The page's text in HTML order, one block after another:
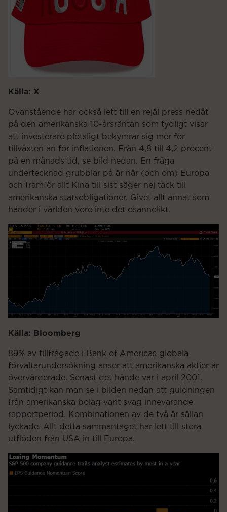
Källa: X
Ovanstående har också lett till en rejäl press nedåt
på den amerikanska 10-årsräntan som tydligt visar
att investerare plötsligt bekymrar sig mer för
tillväxten än för inflationen. Från 4,8 till 4,2 procent
på en månads tid, se bild nedan. En fråga
undertecknad grubblar på är när (och om) Europa
och framför allt Kina till sist säger nej tack till
amerikanska statsobligationer. Givet allt annat som
händer i världen vore inte det osannolikt.
Källa: Bloomberg
89% av tillfrågade i Bank of Americas globala
förvaltarundersökning anser att amerikanska aktier är
övervärderade. Senast det hände var i april 2001.
Samtidigt kan man se i bilden nedan att guidningen
från amerikanska bolag varit svag innevarande
rapportperiod. Kombinationen av de två är sällan
lyckade. Allt detta sammantaget har lett till stora
utflöden från USA in till Europa.